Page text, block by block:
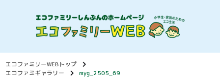
エコファミリーWEBトップ
エコファミギャラリー
myg_2505_69